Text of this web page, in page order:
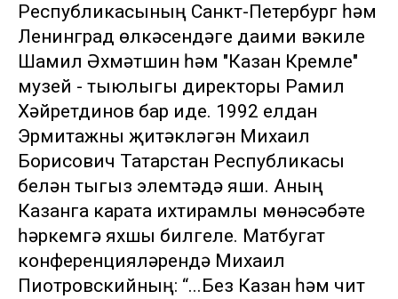
Республикасының Санкт-Петербург һәм
Ленинград өлкәсендәге даими вәкиле
Шамил Әхмәтшин һәм "Казан Кремле"
музей - тыюлыгы директоры Рамил
Хәйретдинов бар иде. 1992 елдан
Эрмитажны җитәкләгән Михаил
Борисович Татарстан Республикасы
белән тыгыз элемтәдә яши. Аның
Казанга карата ихтирамлы мөнәсәбәте
һәркемгә яхшы билгеле. Матбугат
конференцияләрендә Михаил
Пиотровскийның: “...Без Казан һәм чит